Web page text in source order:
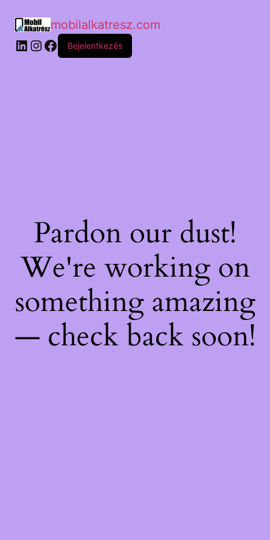
mobilalkatresz.com
Bejelentkezés
Pardon our dust!
We're working on
something amazing
— check back soon!